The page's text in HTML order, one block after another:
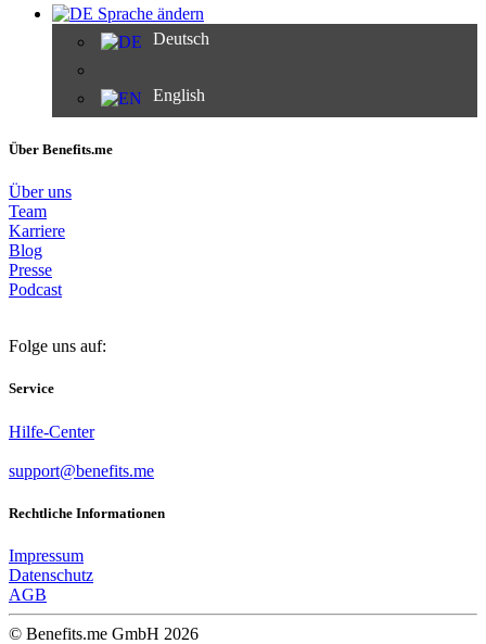
Sprache ändern
Deutsch
English
Über Benefits.me
Über uns
Team
Karriere
Blog
Presse
Podcast
Folge uns auf:
Service
Hilfe-Center
support@benefits.me
Rechtliche Informationen
Impressum
Datenschutz
AGB
© Benefits.me GmbH 2026